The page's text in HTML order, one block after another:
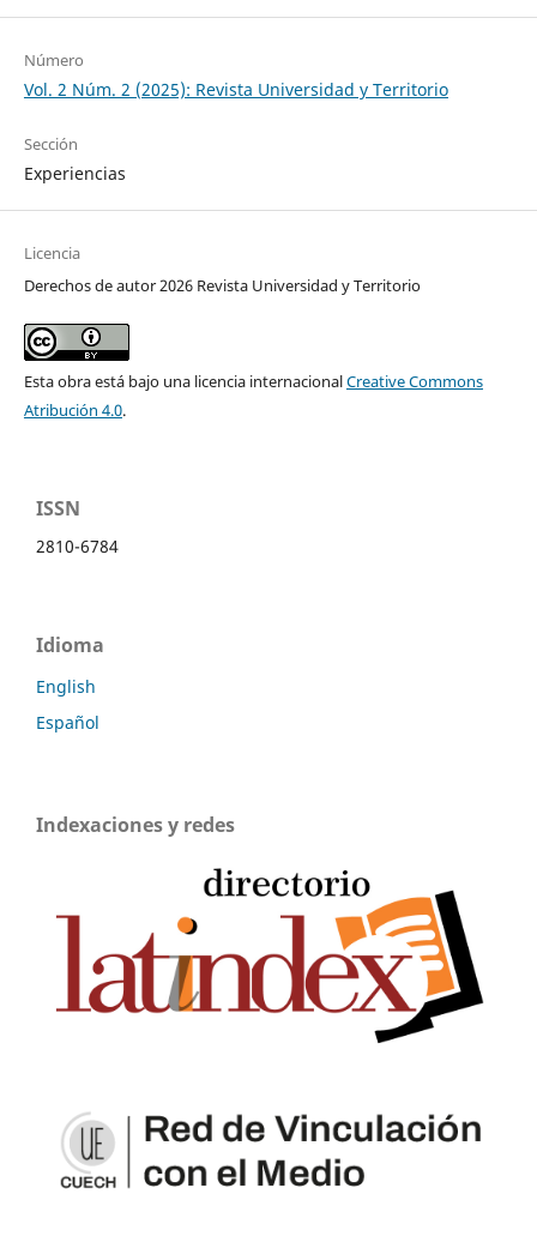
Número
Vol. 2 Núm. 2 (2025): Revista Universidad y Territorio
Sección
Experiencias
Licencia
Derechos de autor 2026 Revista Universidad y Territorio
Esta obra está bajo una licencia internacionalCreative Commons
Atribución 4.0.
ISSN
2810-6784
Idioma
English
Español
Indexaciones y redes